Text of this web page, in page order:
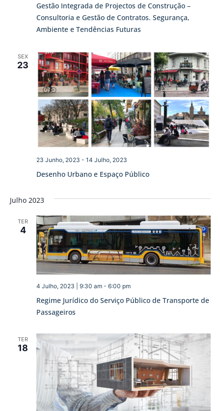
Gestão Integrada de Projectos de Construção –
Consultoria e Gestão de Contratos. Segurança,
Ambiente e Tendências Futuras
SEX
23
Desenho Urbano e Espaço Público
23 Junho, 2023 - 14 Julho, 2023
Julho 2023
TER
4
Regime Jurídico do Serviço Público de Transporte de
Passageiros
4 Julho, 2023 | 9:30 am- 6:00 pm
TER
18